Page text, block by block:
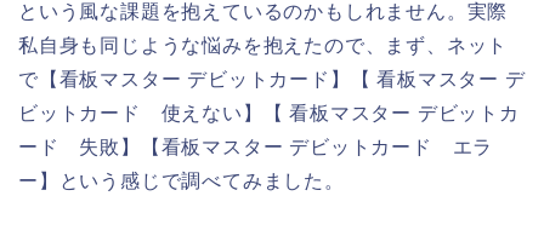
という風な課題を抱えているのかもしれません。実際
私自身も同じような悩みを抱えたので、まず、ネット
で【看板マスター デビットカード】【 看板マスター デ
ビットカード 使えない】【 看板マスター デビットカ
ード 失敗】【看板マスター デビットカード エラ
ー】という感じで調べてみました。